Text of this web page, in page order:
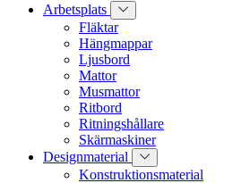
Arbetsplats
Fläktar
Hängmappar
Ljusbord
Mattor
Musmattor
Ritbord
Ritningshållare
Skärmaskiner
Designmaterial
Konstruktionsmaterial